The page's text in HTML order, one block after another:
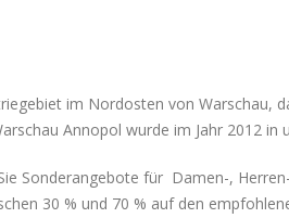
im Nordosten von Warschau,
Annopol wurde im Jahr 2012
Sonderangebote für Damen-,
30 % und 70 % auf den